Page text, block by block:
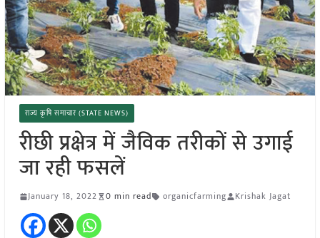
राज्य कृषि समाचार (STATE NEWS)
रीछी प्रक्षेत्र में जैविक तरीकों से उगाई
जा रही फसलें
January 18, 2022 0 min read organicfarming Krishak Jagat